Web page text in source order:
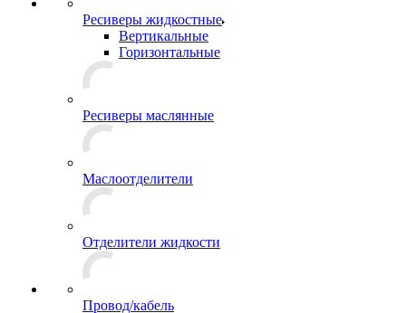
Ресиверы жидкостные
Вертикальные
Горизонтальные
Ресиверы маслянные
Маслоотделители
Отделители жидкости
Провод/кабель